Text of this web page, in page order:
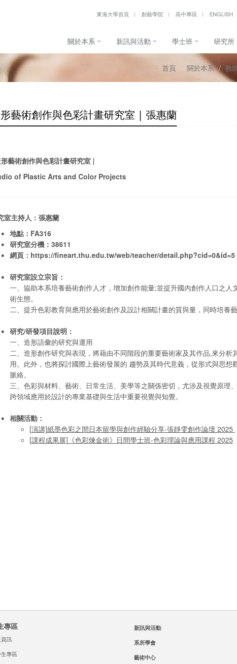
東海大學首頁 創藝學院 高中專區 ENGLISH
關於本系 新訊與活動 學士班 研究所
首頁 關於本系 教
藝術創作與色彩計畫研究室 | 張惠蘭
藝術創作與色彩計畫研究室 |
of Plastic Arts and Color Projects
室主持人：張惠蘭
地點：FA316
研究室分機：38611
網頁： https://fineart.thu.edu.tw/web/teacher/detail.php?cid=0&id=5
研究室設立宗旨：
一、協助本系培養藝術創作人才，增加創作能量;並提升國內創作人口之
術生態。
二、提升色彩教育與應用於藝術創作及設計相關計畫的質與量，同時培養
研究/研發項目說明：
一、造形語彙的研究與運用
二、造形創作研究與表現，將藉由不同階段的重要藝術家及其作品,來分
用。此外，也將探討國際上藝術發展的 趨勢及其時代意義，從形式與思
脈絡。
三、色彩與材料、藝術、日常生活、美學等之關係密切，尤涉及視覺原理
跨領域應用於設計的專業基礎與生活中重要視覺與知覺。
相關活動：
[演講]紙墨色彩之間日本留學與創作經驗分享-張靜雯創作論壇 2025
[課程成果展] 《色彩煉金術》日間學士班-色彩理論與應用課程 2025
專區
訊
專區
新訊與活動
系所學會
藝術中心